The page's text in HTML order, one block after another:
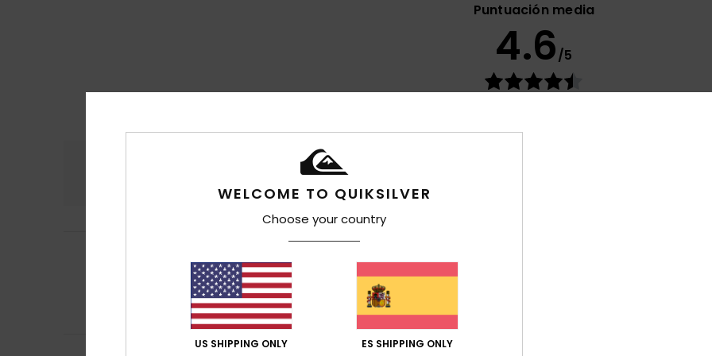
Puntuación media
4.6/5
Relación calidad-precio
La talla es un poco grande
Mostrar original - Français
Comodidad
Relación calidad-precio
Recomiendo este producto
WELCOME TO QUIKSILVER
Choose your country
US SHIPPING ONLY ES SHIPPING ONLY